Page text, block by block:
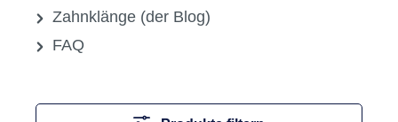
Zahnklänge (der Blog)
FAQ